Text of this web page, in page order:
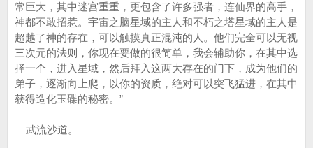
常巨大，其中迷宫重重，更包含了许多强者，连仙界的高手，
神都不敢招惹。宇宙之脑星域的主人和不朽之塔星域的主人是
超越了神的存在，可以触摸真正混沌的人。他们完全可以无视
三次元的法则，你现在要做的很简单，我会辅助你，在其中选
择一个，进入星域，然后拜入这两大存在的门下，成为他们的
弟子，逐渐向上爬，以你的资质，绝对可以突飞猛进，在其中
获得造化玉碟的秘密。”
武流沙道。